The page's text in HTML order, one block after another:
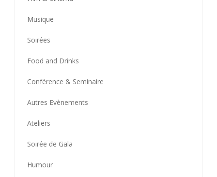
Musique
Soirées
Food and Drinks
Conférence & Seminaire
Autres Evènements
Ateliers
Soirée de Gala
Humour